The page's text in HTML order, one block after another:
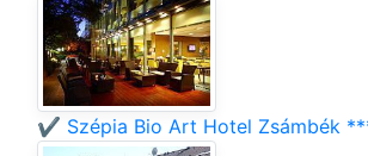
✔️ Szépia Bio Art Hotel Zsámbék